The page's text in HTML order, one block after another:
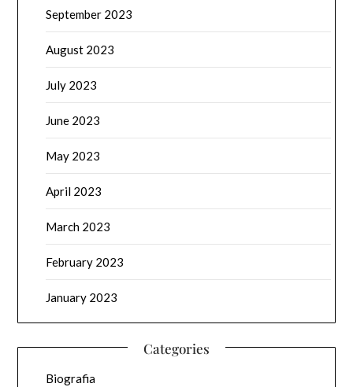
September 2023
August 2023
July 2023
June 2023
May 2023
April 2023
March 2023
February 2023
January 2023
Categories
Biografia